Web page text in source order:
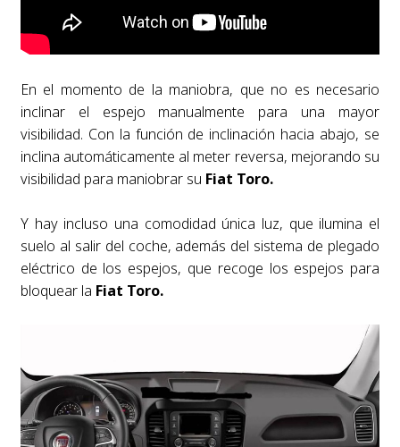
En el momento de la maniobra, que no es necesario
inclinar el espejo manualmente para una mayor
visibilidad. Con la función de inclinación hacia abajo, se
inclina automáticamente al meter reversa, mejorando su
visibilidad para maniobrar su Fiat Toro.
Y hay incluso una comodidad única luz, que ilumina el
suelo al salir del coche, además del sistema de plegado
eléctrico de los espejos, que recoge los espejos para
bloquear la Fiat Toro.